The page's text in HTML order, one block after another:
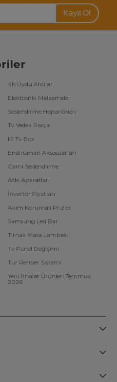
Kayıt Ol
4K Uydu Alıcılar
Elektronik Malzemeler
Seslendirme Hoparlörleri
Tv Yedek Parça
IP Tv Box
Enstrüman Aksesuarları
Cami Seslendirme
Askı Aparatları
İnvertör Fiyatları
Akım Korumalı Prizler
Samsung Led Bar
Tırnak Masa Lambası
Tv Panel Değişimi
Tur Rehber Sistemi
Yeni İthalat Ürünleri Temmuz
2026